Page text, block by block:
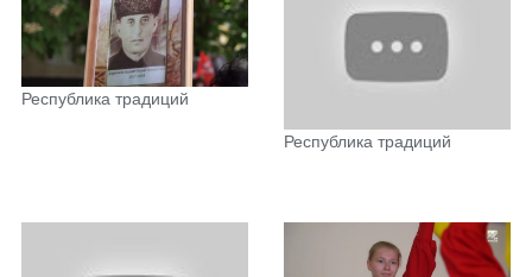
Республика традиций
Республика традиций